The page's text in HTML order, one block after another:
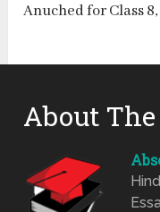
Anuched for Class 8,
About